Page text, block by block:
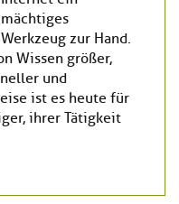
mächtiges
Werkzeug zur Hand.
Wissen größer,
und
ist es heute für
ihrer Tätigkeit